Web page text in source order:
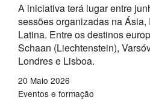
A iniciativa terá lugar entre
sessões organizadas na
Latina. Entre os destinos
Schaan (Liechtenstein),
Londres e Lisboa.
20 Maio 2026
Eventos e formação